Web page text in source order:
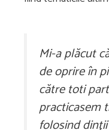
Mi-a plăcut
de oprire în
către toti
practicasem
folosind